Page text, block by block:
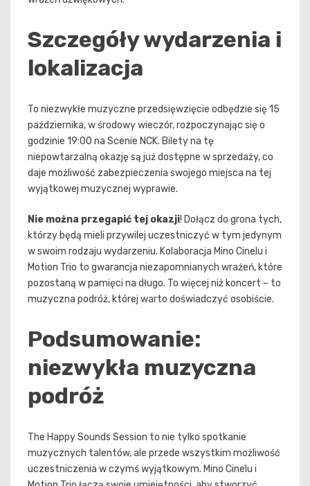
Szczegóły wydarzenia i
lokalizacja
To niezwykłe muzyczne przedsięwzięcie odbędzie się 15
października, w środowy wieczór, rozpoczynając się o
godzinie 19:00 na Scenie NCK. Bilety na tę
niepowtarzalną okazję są już dostępne w sprzedaży, co
daje możliwość zabezpieczenia swojego miejsca na tej
wyjątkowej muzycznej wyprawie.
Nie można przegapić tej okazji! Dołącz do grona tych,
którzy będą mieli przywilej uczestniczyć w tym jedynym
w swoim rodzaju wydarzeniu. Kolaboracja Mino Cinelu i
Motion Trio to gwarancja niezapomnianych wrażeń, które
pozostaną w pamięci na długo. To więcej niż koncert – to
muzyczna podróż, której warto doświadczyć osobiście.
Podsumowanie:
niezwykła muzyczna
podróż
The Happy Sounds Session to nie tylko spotkanie
muzycznych talentów, ale przede wszystkim możliwość
uczestniczenia w czymś wyjątkowym. Mino Cinelu i